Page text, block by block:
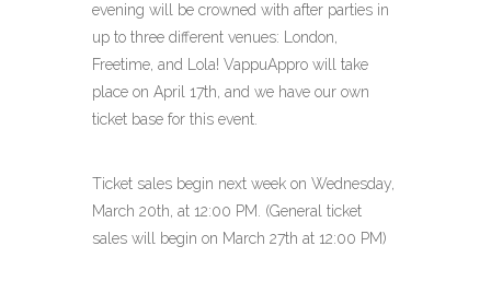
evening will be crowned with after parties in
up to three different venues: London,
Freetime, and Lola! VappuAppro will take
place on April 17th, and we have our own
ticket base for this event.
Ticket sales begin next week on Wednesday,
March 20th, at 12:00 PM. (General ticket
sales will begin on March 27th at 12:00 PM)